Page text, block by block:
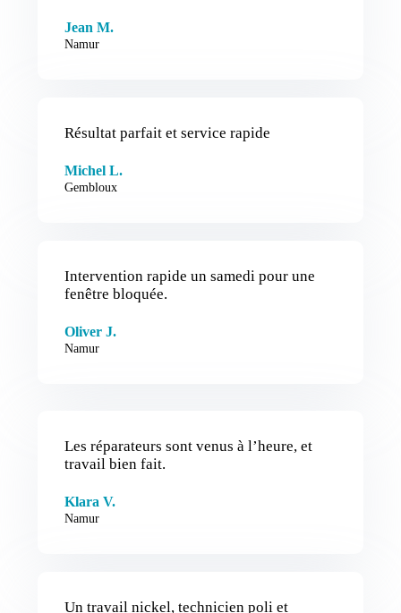
Jean M.
Namur
Résultat parfait et service rapide
Michel L.
Gembloux
Intervention rapide un samedi pour une
fenêtre bloquée.
Oliver J.
Namur
Les réparateurs sont venus à l’heure, et
travail bien fait.
Klara V.
Namur
Un travail nickel, technicien poli et